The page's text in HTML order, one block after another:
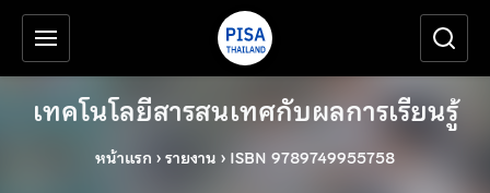
ข้ามไปยังเนื้อหาหลัก
เครื่องมือช่วยเหลือ
เทคโนโลยีสารสนเทศกับผลการเรียนรู้
หน้าแรก ›รายงาน › ISBN 9789749955758